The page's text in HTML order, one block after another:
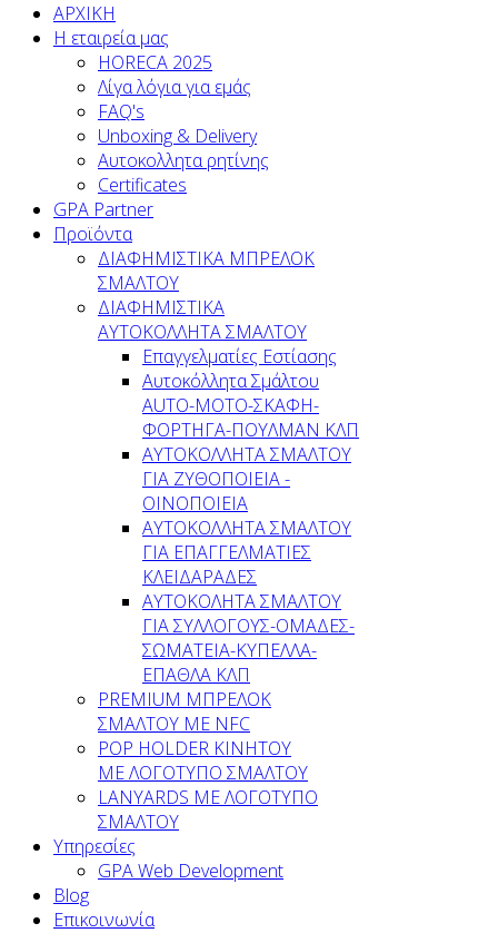
ΑΡΧΙΚΗ
Η εταιρεία μας
HORECA 2025
Λίγα λόγια για εμάς
FAQ's
Unboxing & Delivery
Αυτοκολλητα ρητίνης
Certificates
GPA Partner
Προϊόντα
ΔΙΑΦΗΜΙΣΤΙΚΑ ΜΠΡΕΛΟΚ
ΣΜΑΛΤΟΥ
ΔΙΑΦΗΜΙΣΤΙΚΑ
ΑΥΤΟΚΟΛΛΗΤΑ ΣΜΑΛΤΟΥ
Επαγγελματίες Εστίασης
Αυτοκόλλητα Σμάλτου
ΑUTO-MOTO-ΣΚΑΦΗ-
ΦΟΡΤΗΓΑ-ΠΟΥΛΜΑΝ ΚΛΠ
AYTOKOΛΛΗΤΑ ΣΜΑΛΤΟΥ
ΓΙΑ ΖΥΘΟΠΟΙΕΙΑ -
ΟΙΝΟΠΟΙΕΙΑ
ΑΥΤΟΚΟΛΛΗΤΑ ΣΜΑΛΤΟΥ
ΓΙΑ ΕΠΑΓΓΕΛΜΑΤΙΕΣ
ΚΛΕΙΔΑΡΑΔΕΣ
AYTOKOΛΗΤΑ ΣΜΑΛΤΟΥ
ΓΙΑ ΣΥΛΛΟΓΟΥΣ-ΟΜΑΔΕΣ-
ΣΩΜΑΤEΙΑ-ΚΥΠΕΛΛΑ-
ΕΠΑΘΛΑ ΚΛΠ
PREMIUM ΜΠΡΕΛΟΚ
ΣΜΑΛΤΟΥ ΜΕ NFC
POP HOLDER ΚΙΝΗΤΟΥ
ΜΕ ΛΟΓΟΤΥΠΟ ΣΜΑΛΤΟΥ
LANYARDS ΜΕ ΛΟΓΟΤΥΠΟ
ΣΜΑΛΤΟΥ
Υπηρεσίες
GPA Web Development
Blog
Επικοινωνία